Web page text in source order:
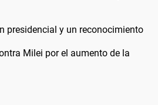
presidencial y un reconocimiento
Milei por el aumento de la